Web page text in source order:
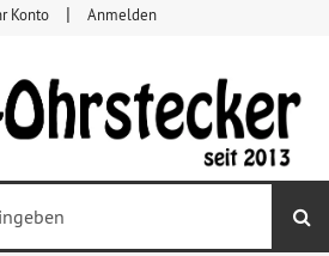
Konto Anmelden